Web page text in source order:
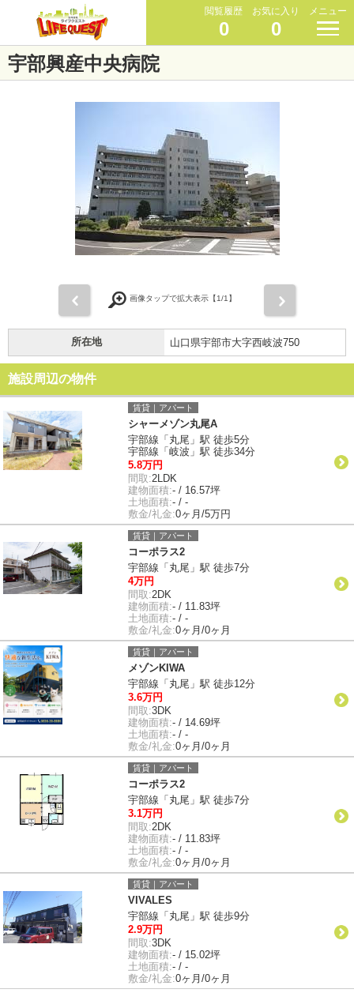
閲覧履歴
0
お気に入り
0
メニュー
宇部興産中央病院
画像タップで拡大表示【1/1】
所在地 山口県宇部市大字西岐波750
施設周辺の物件
賃貸｜アパート
シャーメゾン丸尾A
宇部線「丸尾」駅 徒歩5分
宇部線「岐波」駅 徒歩34分
5.8万円
間取:2LDK
建物面積:- / 16.57坪
土地面積:- / -
敷金/礼金:0ヶ月/5万円
賃貸｜アパート
コーポラス2
宇部線「丸尾」駅 徒歩7分
4万円
間取:2DK
建物面積:- / 11.83坪
土地面積:- / -
敷金/礼金:0ヶ月/0ヶ月
賃貸｜アパート
メゾンKIWA
宇部線「丸尾」駅 徒歩12分
3.6万円
間取:3DK
建物面積:- / 14.69坪
土地面積:- / -
敷金/礼金:0ヶ月/0ヶ月
賃貸｜アパート
コーポラス2
宇部線「丸尾」駅 徒歩7分
3.1万円
間取:2DK
建物面積:- / 11.83坪
土地面積:- / -
敷金/礼金:0ヶ月/0ヶ月
賃貸｜アパート
VIVALES
宇部線「丸尾」駅 徒歩9分
2.9万円
間取:3DK
建物面積:- / 15.02坪
土地面積:- / -
敷金/礼金:0ヶ月/0ヶ月